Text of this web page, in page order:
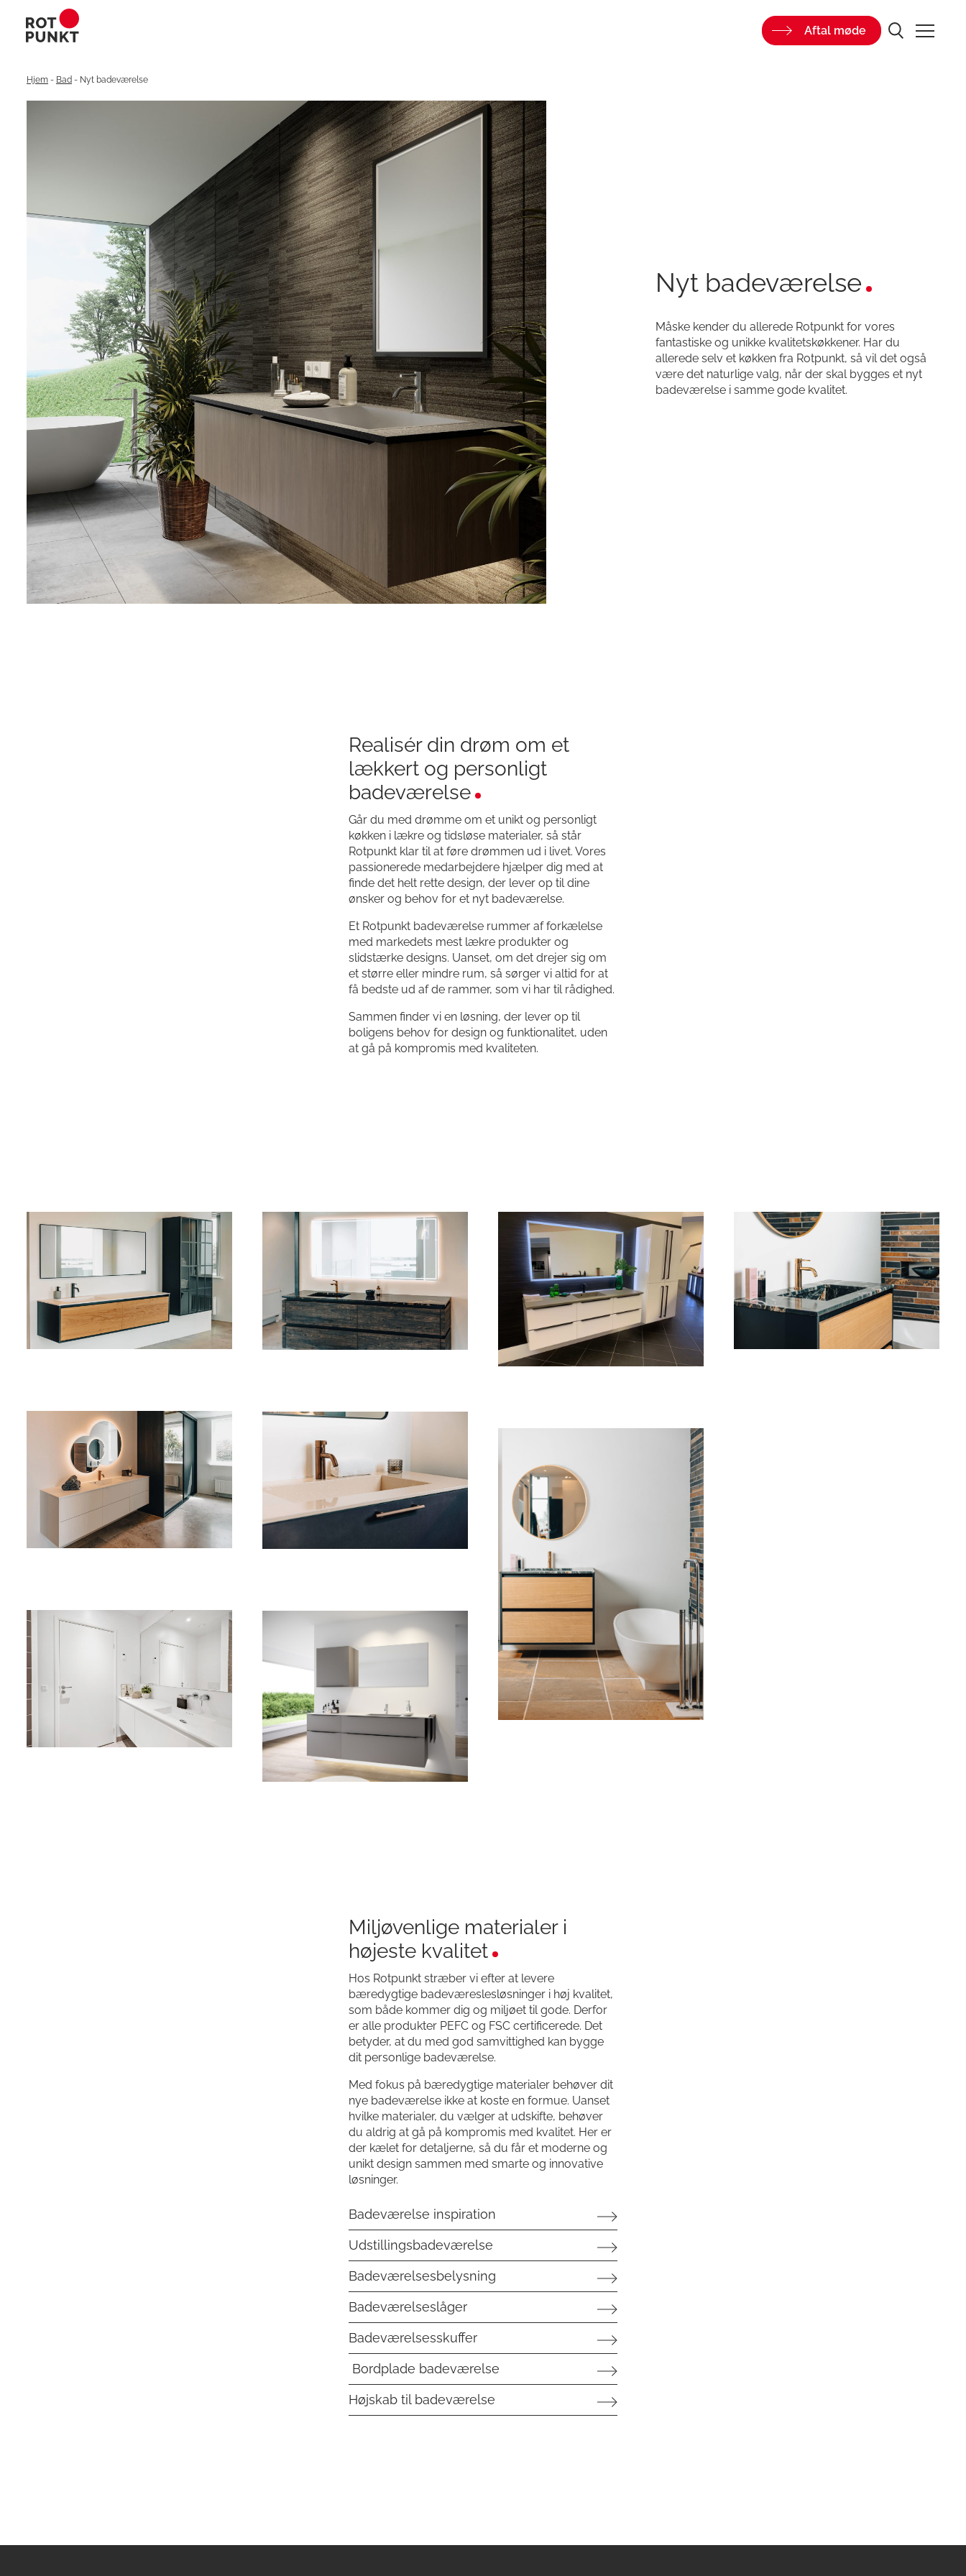
Aftal møde
Hjem - Bad - Nyt badeværelse
Nyt badeværelse
Måske kender du allerede Rotpunkt for vores
fantastiske og unikke kvalitetskøkkener. Har du
allerede selv et køkken fra Rotpunkt, så vil det også
være det naturlige valg, når der skal bygges et nyt
badeværelse i samme gode kvalitet.
Realisér din drøm om et
lækkert og personligt
badeværelse
Går du med drømme om et unikt og personligt
køkken i lækre og tidsløse materialer, så står
Rotpunkt klar til at føre drømmen ud i livet. Vores
passionerede medarbejdere hjælper dig med at
finde det helt rette design, der lever op til dine
ønsker og behov for et nyt badeværelse.
Et Rotpunkt badeværelse rummer af forkælelse
med markedets mest lækre produkter og
slidstærke designs. Uanset, om det drejer sig om
et større eller mindre rum, så sørger vi altid for at
få bedste ud af de rammer, som vi har til rådighed.
Sammen finder vi en løsning, der lever op til
boligens behov for design og funktionalitet, uden
at gå på kompromis med kvaliteten.
Miljøvenlige materialer i
højeste kvalitet
Hos Rotpunkt stræber vi efter at levere
bæredygtige badeværeslesløsninger i høj kvalitet,
som både kommer dig og miljøet til gode. Derfor
er alle produkter PEFC og FSC certificerede. Det
betyder, at du med god samvittighed kan bygge
dit personlige badeværelse.
Med fokus på bæredygtige materialer behøver dit
nye badeværelse ikke at koste en formue. Uanset
hvilke materialer, du vælger at udskifte, behøver
du aldrig at gå på kompromis med kvalitet. Her er
der kælet for detaljerne, så du får et moderne og
unikt design sammen med smarte og innovative
løsninger.
Badeværelse inspiration
Udstillingsbadeværelse
Badeværelsesbelysning
Badeværelseslåger
Badeværelsesskuffer
Bordplade badeværelse
Højskab til badeværelse